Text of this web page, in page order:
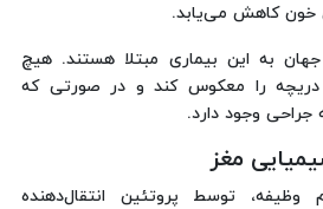
خون کاهش می‌یابد.
به این بیماری مبتلا هستند. هیچ
دریچه را معکوس کند و در صورتی که
وجود دارد.
مغز
توسط پروتئین انتقال‌دهنده